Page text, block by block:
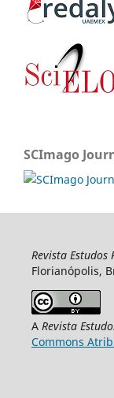
SCImago
Revista Estudos
Florianópolis,
A Revista
Commons